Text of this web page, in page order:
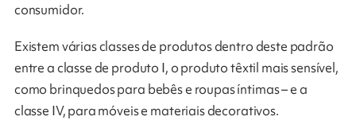
consumidor.
Existem várias classes de produtos dentro deste padrão
entre a classe de produto I, o produto têxtil mais sensível,
como brinquedos para bebês e roupas íntimas – e a
classe IV, para móveis e materiais decorativos.